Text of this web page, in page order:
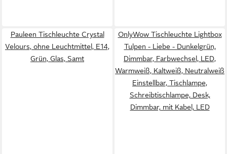
Pauleen Tischleuchte Crystal
Velours, ohne Leuchtmittel, E14,
Grün, Glas, Samt
OnlyWow Tischleuchte Lightbox
Tulpen - Liebe - Dunkelgrün,
Dimmbar, Farbwechsel, LED,
Warmweiß, Kaltweiß, Neutralweiß
Einstellbar, Tischlampe,
Schreibtischlampe, Desk,
Dimmbar, mit Kabel, LED